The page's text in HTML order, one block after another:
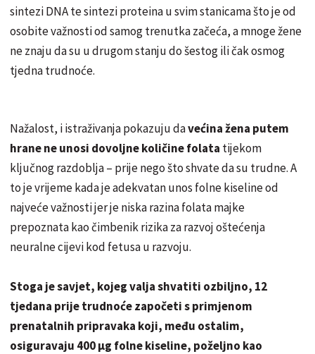
sintezi DNA te sintezi proteina u svim stanicama što je od
osobite važnosti od samog trenutka začeća, a mnoge žene
ne znaju da su u drugom stanju do šestog ili čak osmog
tjedna trudnoće.
Nažalost, i istraživanja pokazuju davećina žena putem
hrane ne unosi dovoljne količine folata tijekom
ključnog razdoblja – prije nego što shvate da su trudne. A
to je vrijeme kada je adekvatan unos folne kiseline od
najveće važnosti jer je niska razina folata majke
prepoznata kao čimbenik rizika za razvoj oštećenja
neuralne cijevi kod fetusa u razvoju.
Stoga je savjet, kojeg valja shvatiti ozbiljno, 12
tjedana prije trudnoće započeti s primjenom
prenatalnih pripravaka koji, među ostalim,
osiguravaju 400 μg folne kiseline, poželjno kao